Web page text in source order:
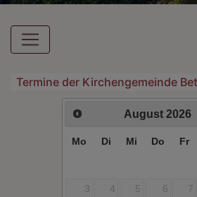
Hauptnavigation
Termine der Kirchengemeinde
August 2026
Mo Di Mi Do Fr
3
4 5 6 7